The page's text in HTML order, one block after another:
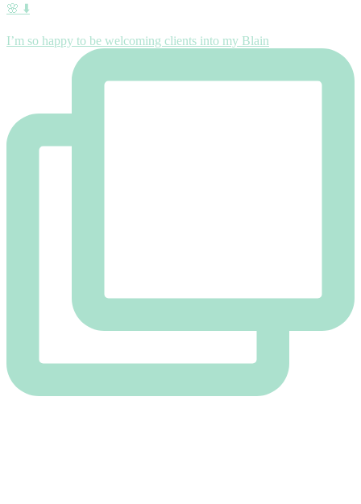
🌸 ⬇️
I’m so happy to be welcoming clients into my Blain